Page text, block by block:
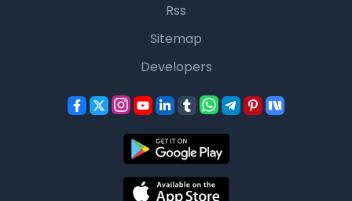
Rss
Sitemap
Developers